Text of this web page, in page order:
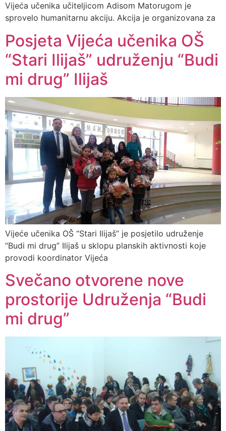
Vijeća učenika učiteljicom Adisom Matorugom je
sprovelo humanitarnu akciju. Akcija je organizovana za
Posjeta Vijeća učenika OŠ
“Stari Ilijaš” udruženju “Budi
mi drug” Ilijaš
Vijeće učenika OŠ “Stari Ilijaš” je posjetilo udruženje
“Budi mi drug” Ilijaš u sklopu planskih aktivnosti koje
provodi koordinator Vijeća
Svečano otvorene nove
prostorije Udruženja “Budi
mi drug”